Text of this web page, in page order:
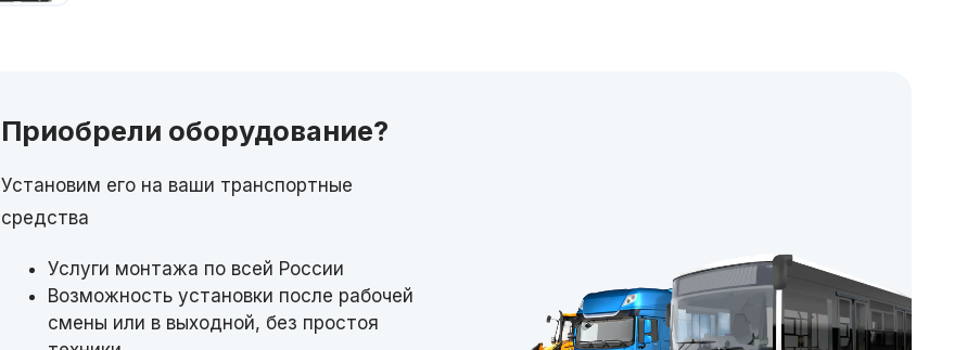
Приобрели оборудование?
Установим его на ваши транспортные
средства
Услуги монтажа по всей России
Возможность установки после рабочей
смены или в выходной, без простоя